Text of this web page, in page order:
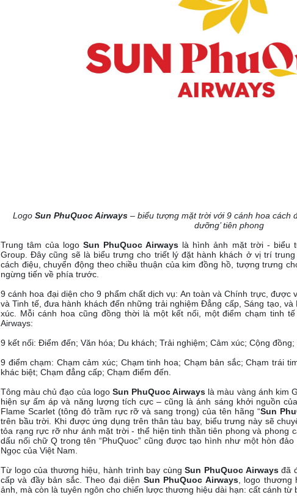
Logo Sun PhuQuoc Airways – biểu tượng mặt trời với 9 cánh hoa cách
dưỡng’ tiên phong
Trung tâm của logoSun PhuQuoc Airways là hình ảnh mặt trời - biểu
Group. Đây cũng sẽ là biểu trưng cho triết lý đặt hành khách ở vị trí
cách điệu, chuyển động theo chiều thuận của kim đồng hồ, tượng trưng
ngừng tiến về phía trước.
9 cánh hoa đại diện cho 9 phẩm chất dịch vụ: An toàn và Chính trực, được
và Tinh tế, đưa hành khách đến những trải nghiệm Đẳng cấp, Sáng tạo,
xúc. Mỗi cánh hoa cũng đồng thời là một kết nối, một điểm chạm tinh
Airways:
9 kết nối: Điểm đến; Văn hóa; Du khách; Trải nghiệm; Cảm xúc; Cộng
9 điểm chạm: Chạm cảm xúc; Chạm tinh hoa; Chạm bản sắc; Chạm trái
khác biệt; Chạm đẳng cấp; Chạm điểm đến.
Tông màu chủ đạo của logo Sun PhuQuoc Airways là màu vàng ánh kim
hiện sự ấm áp và năng lượng tích cực – cũng là ánh sáng khởi nguồn
Flame Scarlet (tông đỏ trầm rực rỡ và sang trọng) của tên hãng “Sun
trên bầu trời. Khi được ứng dụng trên thân tàu bay, biểu trưng này sẽ
tỏa rạng rực rỡ như ánh mặt trời - thể hiện tinh thần tiên phong và phong
dấu nối chữ Q trong tên “PhuQuoc” cũng được tạo hình như một hòn
Ngọc của Việt Nam.
Từ logo của thương hiệu, hành trình bay cùng Sun PhuQuoc Airwaysđã
cấp và đầy bản sắc. Theo đại diện Sun PhuQuoc Airways, logo thương
ảnh, mà còn là tuyên ngôn cho chiến lược thương hiệu dài hạn: cất cánh từ